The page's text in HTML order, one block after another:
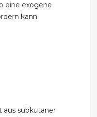
eine exogene
kann
aus subkutaner